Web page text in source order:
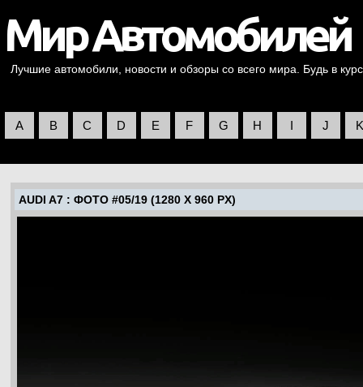
Лучшие автомобили, новости и обзоры со всего мира. Будь в
A B C D E F G H I J K
AUDI A7 : ФОТО #05/19 (1280 X 960 PX)